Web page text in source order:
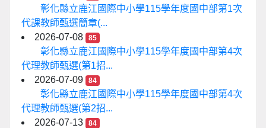
彰化縣立鹿江國際中小學115學年度國中部第1次
代課教師甄選簡章(...
2026-07-08
85
彰化縣立鹿江國際中小學115學年度國中部第4次
代理教師甄選(第1招...
2026-07-09
84
彰化縣立鹿江國際中小學115學年度國中部第4次
代理教師甄選(第2招...
2026-07-13
84